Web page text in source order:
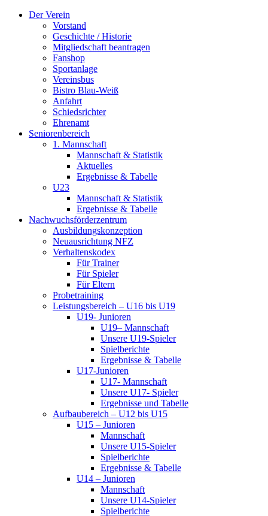
Der Verein
Vorstand
Geschichte / Historie
Mitgliedschaft beantragen
Fanshop
Sportanlage
Vereinsbus
Bistro Blau-Weiß
Anfahrt
Schiedsrichter
Ehrenamt
Seniorenbereich
1. Mannschaft
Mannschaft & Statistik
Aktuelles
Ergebnisse & Tabelle
U23
Mannschaft & Statistik
Ergebnisse & Tabelle
Nachwuchsförderzentrum
Ausbildungskonzeption
Neuausrichtung NFZ
Verhaltenskodex
Für Trainer
Für Spieler
Für Eltern
Probetraining
Leistungsbereich – U16 bis U19
U19- Junioren
U19– Mannschaft
Unsere U19-Spieler
Spielberichte
Ergebnisse & Tabelle
U17-Junioren
U17- Mannschaft
Unsere U17- Spieler
Ergebnisse und Tabelle
Aufbaubereich – U12 bis U15
U15 – Junioren
Mannschaft
Unsere U15-Spieler
Spielberichte
Ergebnisse & Tabelle
U14 – Junioren
Mannschaft
Unsere U14-Spieler
Spielberichte